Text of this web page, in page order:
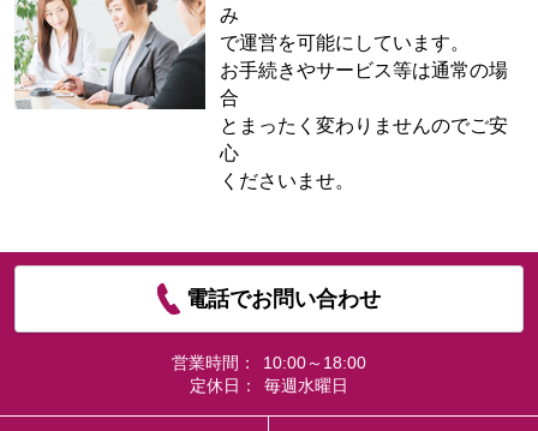
み
で運営を可能にしています。
お手続きやサービス等は通常の場
合
とまったく変わりませんのでご安
心
くださいませ。
電話でお問い合わせ
営業時間：
10:00～18:00
定休日：
毎週水曜日